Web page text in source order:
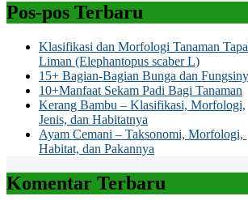
Pos-pos Terbaru
Klasifikasi dan Morfologi Tanaman
Liman (Elephantopus scaber L)
15+ Bagian-Bagian Bunga dan
10+Manfaat Sekam Padi Bagi Tanaman
Kerang Bambu – Klasifikasi, Morfologi,
Jenis, dan Habitatnya
Ayam Cemani – Taksonomi, Morfologi,
Habitat, dan Pakannya
Komentar Terbaru